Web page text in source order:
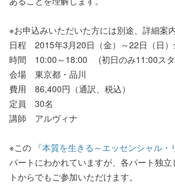
※お申込みいただいた方には別途、詳細案
日程 2015年3月20日（金）～22日（日
時間 10:00～18:00 (初日のみ11:00スタ
会場 東京都・品川
費用 86,400円（通訳、税込）
定員 30名
講師 アルヴィナ
※この 『本質を生きる～エッセンシャル・
パートにわかれていますが、各パート独
トからでもご参加いただけます。